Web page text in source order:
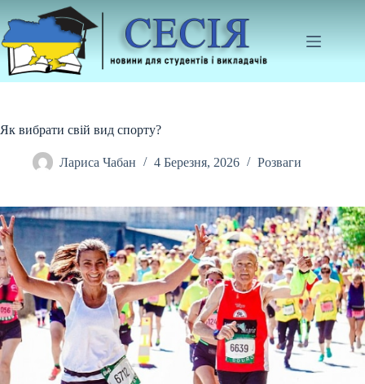
до
вмісту
Як вибрати свій вид спорту?
Лариса Чабан 4 Березня, 2026 Розваги